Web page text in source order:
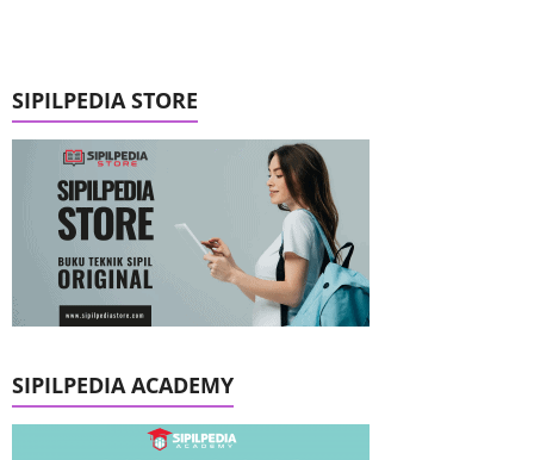
SIPILPEDIA STORE
SIPILPEDIA ACADEMY